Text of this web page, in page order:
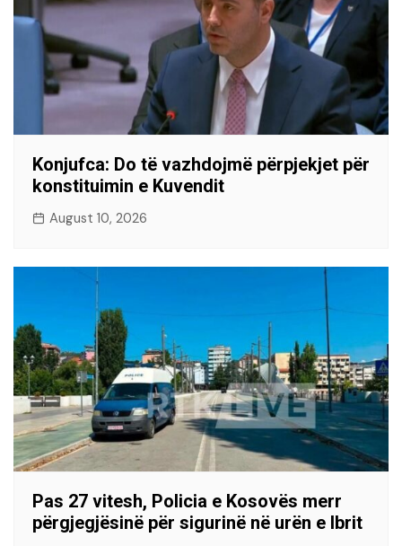
Konjufca: Do të vazhdojmë përpjekjet për
konstituimin e Kuvendit
August 10, 2026
Pas 27 vitesh, Policia e Kosovës merr
përgjegjësinë për sigurinë në urën e Ibrit